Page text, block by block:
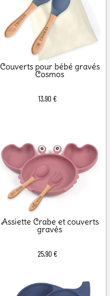
Couverts pour bébé gravés
Cosmos
13,90 €
Assiette Crabe et couverts
gravés
25,90 €